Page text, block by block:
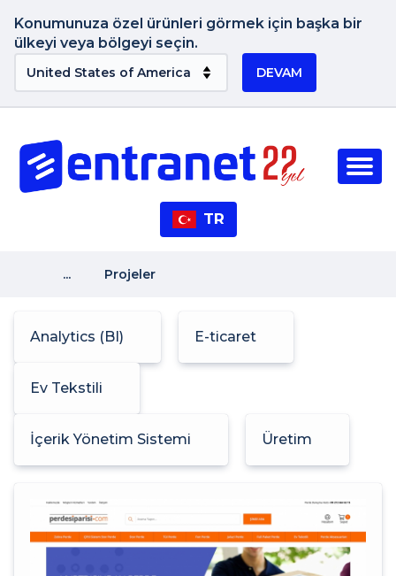
Konumunuza özel ürünleri görmek için başka bir
ülkeyi veya bölgeyi seçin.
DEVAM
TR
... Projeler
Analytics (BI) E-ticaret
Ev Tekstili
İçerik Yönetim Sistemi Üretim